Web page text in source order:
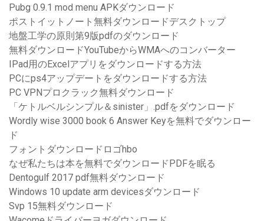
Pubg 0.9.1 mod menu APKダウンロード
ポストイットノート無料ダウンロードデスクトップ
地盤工学の原則第9版pdfのダウンロード
無料ダウンロードYouTubeからWMAへのコンバーター
IPad用のExcelアプリをダウンロードする方法
PCにps4アップデートをダウンロードする方法
PC VPNプロクラック無料ダウンロード
「ケトルベルシンプル＆sinister」.pdfをダウンロード
Wordly wise 3000 book 6 Answer Keyを無料でダウンロー
ド
フォントダウンロードロゴhbo
なぜ私たちは本を無料でダウンロードPDFを眠る
Dentogulf 2017 pdf無料ダウンロード
Windows 10 update arm devicesダウンロード
Svp 15無料ダウンロード